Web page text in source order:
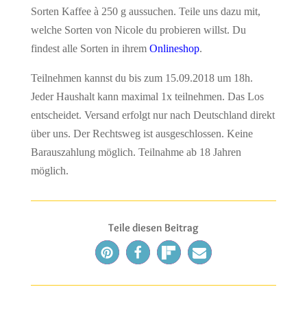
Sorten Kaffee à 250 g aussuchen. Teile uns dazu mit,
welche Sorten von Nicole du probieren willst. Du
findest alle Sorten in ihrem Onlineshop.
Teilnehmen kannst du bis zum 15.09.2018 um 18h.
Jeder Haushalt kann maximal 1x teilnehmen. Das Los
entscheidet. Versand erfolgt nur nach Deutschland direkt
über uns. Der Rechtsweg ist ausgeschlossen. Keine
Barauszahlung möglich. Teilnahme ab 18 Jahren
möglich.
Teile diesen Beitrag